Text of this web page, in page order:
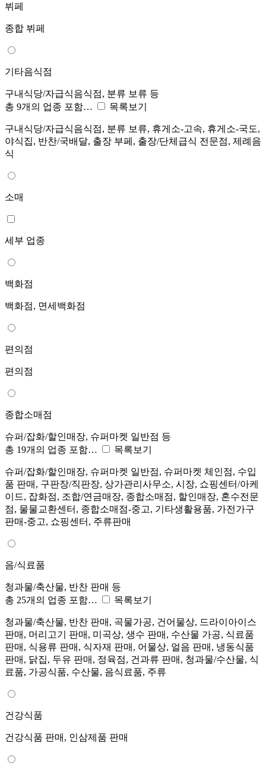
뷔페
종합 뷔페
기타음식점
구내식당/자급식음식점, 분류 보류 등
총 9개의 업종 포함…
목록보기
구내식당/자급식음식점, 분류 보류, 휴게소-고속, 휴게소-국도,
야식집, 반찬/국배달, 출장 부페, 출장/단체급식 전문점, 제례음
식
소매
세부 업종
백화점
백화점, 면세백화점
편의점
편의점
종합소매점
슈퍼/잡화/할인매장, 슈퍼마켓 일반점 등
총 19개의 업종 포함…
목록보기
슈퍼/잡화/할인매장, 슈퍼마켓 일반점, 슈퍼마켓 체인점, 수입
품 판매, 구판장/직판장, 상가관리사무소, 시장, 쇼핑센터/아케
이드, 잡화점, 조합/연금매장, 종합소매점, 할인매장, 혼수전문
점, 물물교환센터, 종합소매점-중고, 기타생활용품, 가전가구
판매-중고, 쇼핑센터, 주류판매
음/식료품
청과물/축산물, 반찬 판매 등
총 25개의 업종 포함…
목록보기
청과물/축산물, 반찬 판매, 곡물가공, 건어물상, 드라이아이스
판매, 머리고기 판매, 미곡상, 생수 판매, 수산물 가공, 식료품
판매, 식용류 판매, 식자재 판매, 어물상, 얼음 판매, 냉동식품
판매, 닭집, 두유 판매, 정육점, 건과류 판매, 청과물/수산물, 식
료품, 가공식품, 수산물, 음식료품, 주류
건강식품
건강식품 판매, 인삼제품 판매